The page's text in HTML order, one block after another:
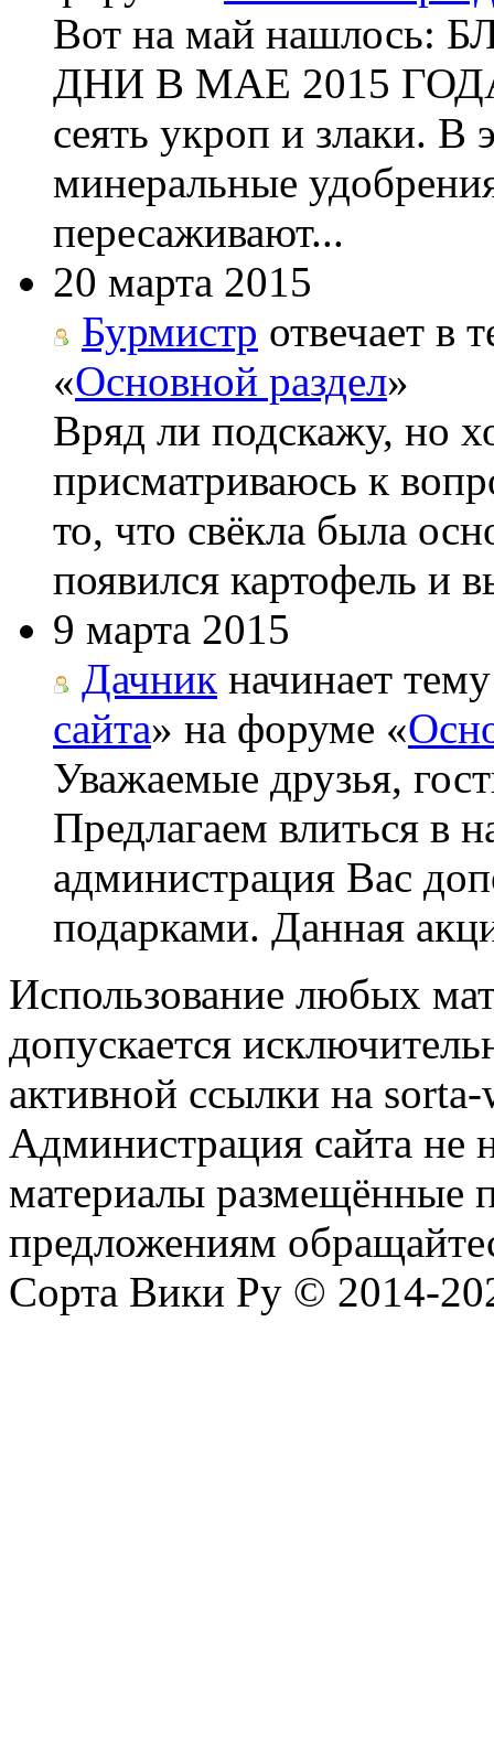
Вот на май
ДНИ В МАЕ 2015 ГОДА
сеять укроп и злаки. В
минеральные
пересаживают...
20 марта 2015
Бурмистр отвечает в
«Основной раздел»
Вряд ли подскажу, но
присматриваюсь к
то, что свёкла была
появился картофель и
9 марта 2015
Дачник начинает
сайта» на форуме «
Уважаемые друзья,
Предлагаем влиться в
администрация Вас
подарками. Данная
Использование любых
допускается
активной ссылки на
Администрация сайта не
материалы размещённые
предложениям
Сорта Вики Ру © 2014-